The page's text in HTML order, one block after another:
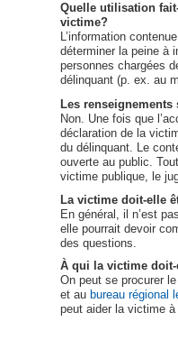
Quelle utilisation
victime?
L’information
déterminer la peine à
personnes chargées
délinquant (p. ex. au
Les
Non. Une fois que
déclaration de la
du délinquant. Le
ouverte au public.
victime publique, le
La victime doit-elle
En général, il n’est
elle pourrait devoir
des questions.
À qui la victime doit-
On peut se procurer
et au bureau régional
peut aider la victime